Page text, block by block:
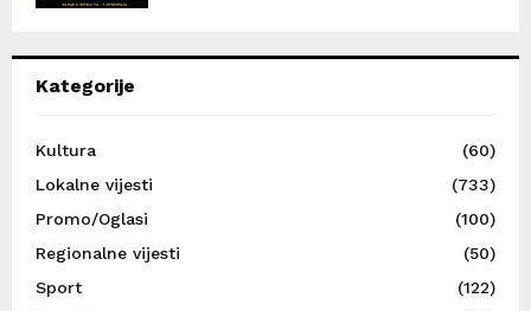
Kategorije
Kultura
(60)
Lokalne vijesti
(733)
Promo/Oglasi
(100)
Regionalne vijesti
(50)
Sport
(122)